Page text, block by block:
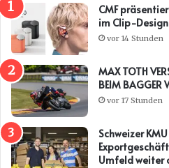
CMF
im Clip-Design
vor 14 Stunden
MAX TOTH
BEIM BAGGER
vor 17 Stunden
Schweizer
Umfeld weiter